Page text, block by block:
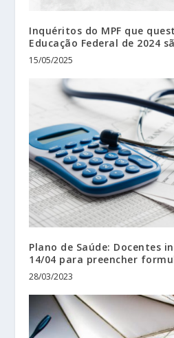
Inquéritos do MPF que
Educação Federal de 2024
15/05/2025
Plano de Saúde: Docentes
14/04 para preencher
28/03/2023